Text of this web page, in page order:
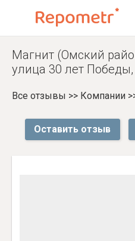
Магнит (Омский
улица 30 лет
Все отзывы >> Компании
Оставить отзыв